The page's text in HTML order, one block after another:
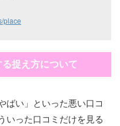
place
捉え方について
ばい」といった悪い口コ
いった口コミだけを見る